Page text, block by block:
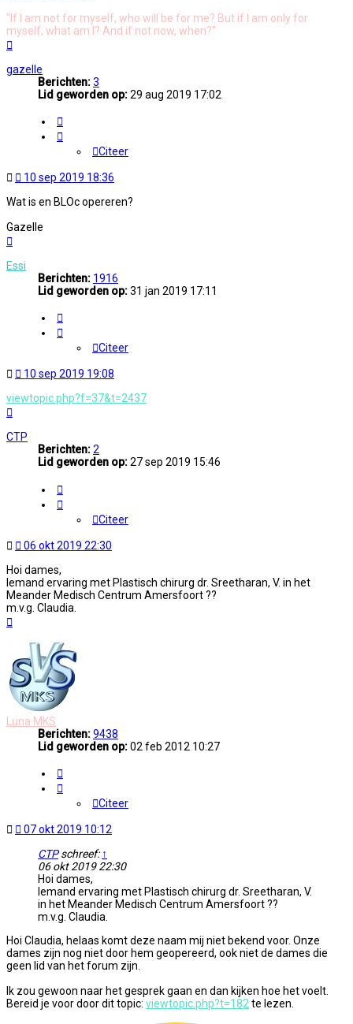
"If I am not for myself, who will be for me? But if I am only for
myself, what am I? And if not now, when?"
gazelle
Berichten:3
Lid geworden op:29 aug 2019 17:02
Citeer
Ongelezen
10 sep 2019 18:36
Wat is en BLOc opereren?
Gazelle
Essi
Berichten: 1916
Lid geworden op:31 jan 2019 17:11
Citeer
Ongelezen
10 sep 2019 19:08
viewtopic.php?f=37&t=2437
CTP
Berichten:2
Lid geworden op:27 sep 2019 15:46
Citeer
Ongelezen
06 okt 2019 22:30
Hoi dames,
Iemand ervaring met Plastisch chirurg dr. Sreetharan, V. in het
Meander Medisch Centrum Amersfoort ??
m.v.g. Claudia.
Luna MKS
Berichten:9438
Lid geworden op:02 feb 2012 10:27
Citeer
Ongelezen
07 okt 2019 10:12
CTPschreef: ↑
06 okt 2019 22:30
Hoi dames,
Iemand ervaring met Plastisch chirurg dr. Sreetharan, V.
in het Meander Medisch Centrum Amersfoort ??
m.v.g. Claudia.
Hoi Claudia, helaas komt deze naam mij niet bekend voor. Onze
dames zijn nog niet door hem geopereerd, ook niet de dames die
geen lid van het forum zijn.
Ik zou gewoon naar het gesprek gaan en dan kijken hoe het voelt.
Bereid je voor door dit topic: viewtopic.php?t=182 te lezen.